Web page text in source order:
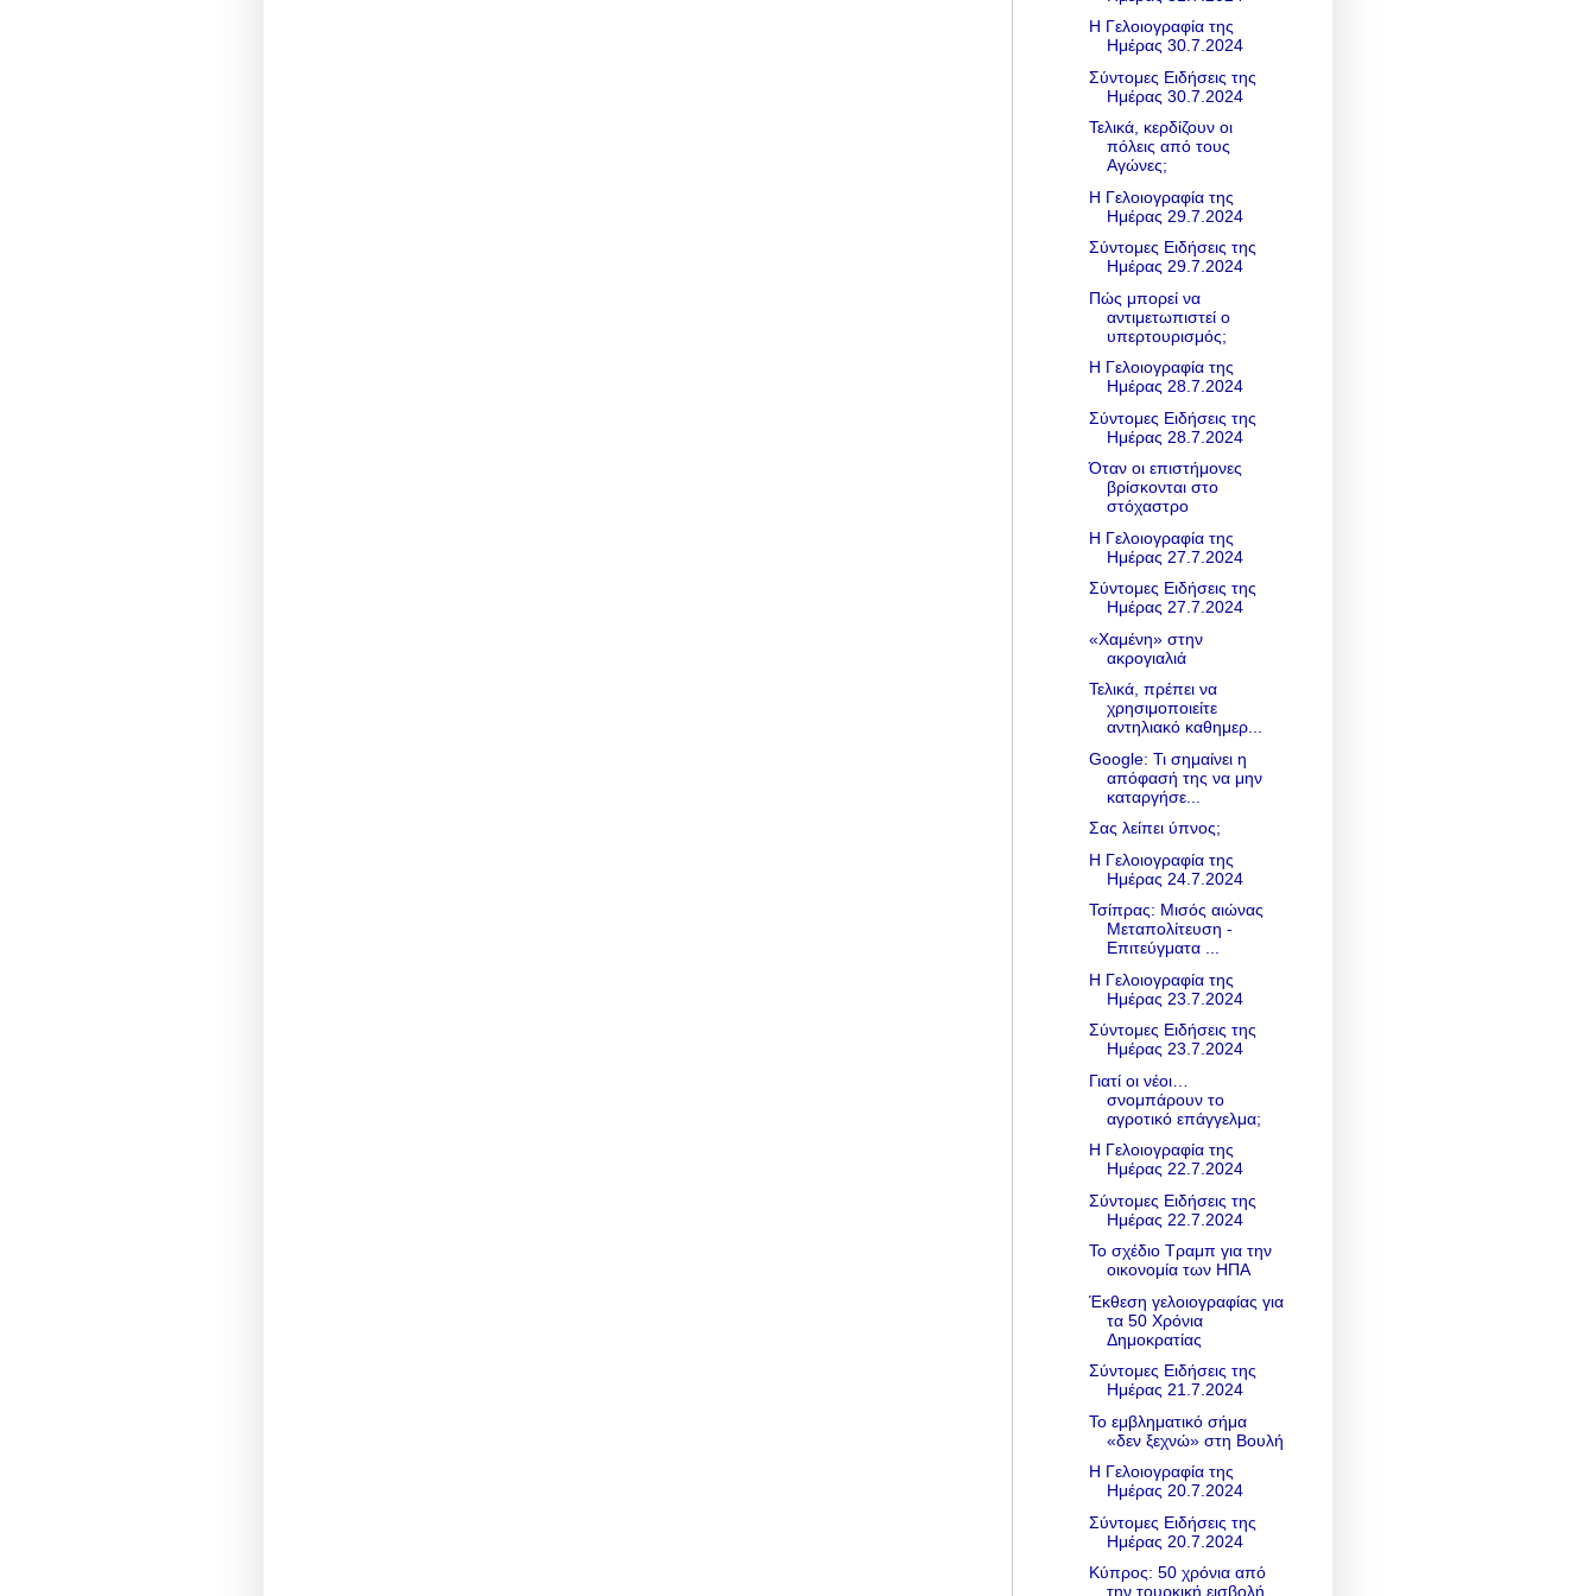
Η Γελοιογραφία της
Ημέρας 30.7.2024
Σύντομες Ειδήσεις της
Ημέρας 30.7.2024
Τελικά, κερδίζουν οι
πόλεις από τους
Αγώνες;
Η Γελοιογραφία της
Ημέρας 29.7.2024
Σύντομες Ειδήσεις της
Ημέρας 29.7.2024
Πώς μπορεί να
αντιμετωπιστεί ο
υπερτουρισμός;
Η Γελοιογραφία της
Ημέρας 28.7.2024
Σύντομες Ειδήσεις της
Ημέρας 28.7.2024
Όταν οι επιστήμονες
βρίσκονται στο
στόχαστρο
Η Γελοιογραφία της
Ημέρας 27.7.2024
Σύντομες Ειδήσεις της
Ημέρας 27.7.2024
«Χαμένη» στην
ακρογιαλιά
Τελικά, πρέπει να
χρησιμοποιείτε
αντηλιακό καθημερ...
Google: Τι σημαίνει η
απόφασή της να μην
καταργήσε...
Σας λείπει ύπνος;
Η Γελοιογραφία της
Ημέρας 24.7.2024
Τσίπρας: Μισός αιώνας
Μεταπολίτευση -
Επιτεύγματα ...
Η Γελοιογραφία της
Ημέρας 23.7.2024
Σύντομες Ειδήσεις της
Ημέρας 23.7.2024
Γιατί οι νέοι…
σνομπάρουν το
αγροτικό επάγγελμα;
Η Γελοιογραφία της
Ημέρας 22.7.2024
Σύντομες Ειδήσεις της
Ημέρας 22.7.2024
Το σχέδιο Τραμπ για την
οικονομία των ΗΠΑ
Έκθεση γελοιογραφίας για
τα 50 Χρόνια
Δημοκρατίας
Σύντομες Ειδήσεις της
Ημέρας 21.7.2024
Το εμβληματικό σήμα
«δεν ξεχνώ» στη Βουλή
Η Γελοιογραφία της
Ημέρας 20.7.2024
Σύντομες Ειδήσεις της
Ημέρας 20.7.2024
Κύπρος: 50 χρόνια από
την τουρκική εισβολή